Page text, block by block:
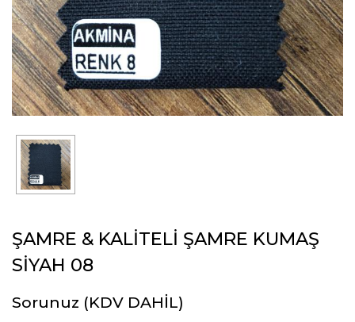
ŞAMRE & KALİTELİ ŞAMRE KUMAŞ
SİYAH 08
Sorunuz (KDV DAHİL)